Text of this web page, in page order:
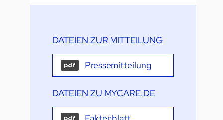
DATEIEN ZUR MITTEILUNG
pdf Pressemitteilung
DATEIEN ZU MYCARE.DE
pdf Faktenblatt